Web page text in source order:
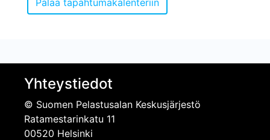
Yhteystiedot
© Suomen Pelastusalan Keskusjärjestö
Ratamestarinkatu 11
00520 Helsinki